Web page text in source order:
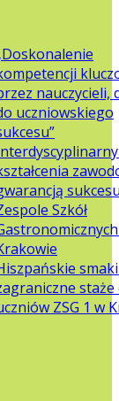
nauczycieli,
uczniowskiego
Szkół
staże
ZSG 1 w